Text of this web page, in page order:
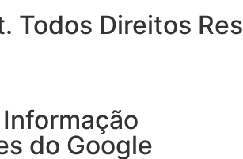
Todos Direitos
do Google